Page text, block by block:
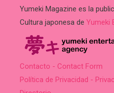
Yumeki Magazine es la
Cultura japonesa de Yumeki
Contacto - Contact Form
Política de Privacidad -